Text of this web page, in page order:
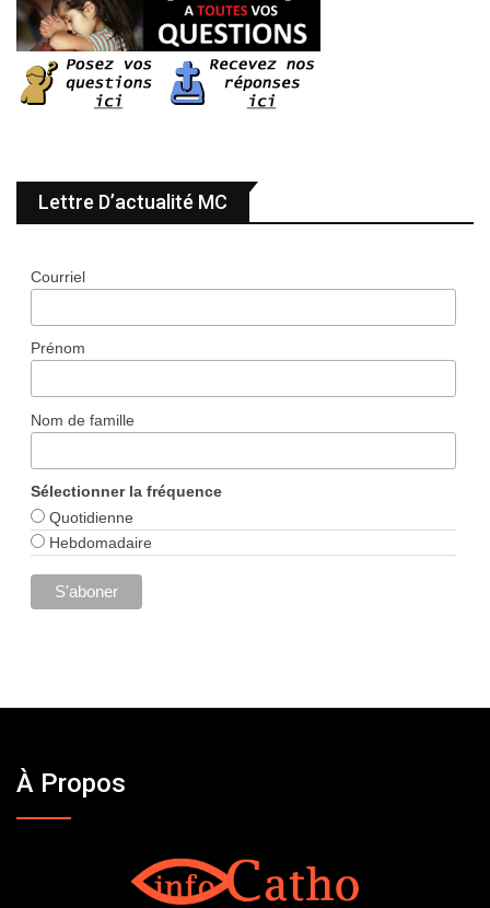
Lettre D’actualité MC
Courriel
Prénom
Nom de famille
Sélectionner la fréquence
Quotidienne
Hebdomadaire
À Propos